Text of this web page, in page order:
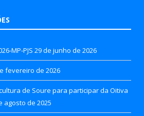
MP-PJS 29 de junho de 2026
fevereiro de 2026
de Soure para participar da Oitiva
agosto de 2025